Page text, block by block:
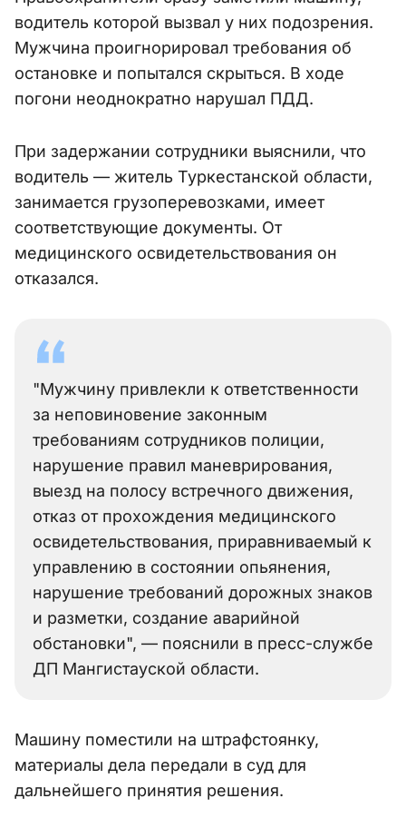
водитель которой вызвал у них подозрения.
Мужчина проигнорировал требования об
остановке и попытался скрыться. В ходе
погони неоднократно нарушал ПДД.
При задержании сотрудники выяснили, что
водитель — житель Туркестанской области,
занимается грузоперевозками, имеет
соответствующие документы. От
медицинского освидетельствования он
отказался.
"Мужчину привлекли к ответственности
за неповиновение законным
требованиям сотрудников полиции,
нарушение правил маневрирования,
выезд на полосу встречного движения,
отказ от прохождения медицинского
освидетельствования, приравниваемый к
управлению в состоянии опьянения,
нарушение требований дорожных знаков
и разметки, создание аварийной
обстановки", — пояснили в пресс-службе
ДП Мангистауской области.
Машину поместили на штрафстоянку,
материалы дела передали в суд для
дальнейшего принятия решения.